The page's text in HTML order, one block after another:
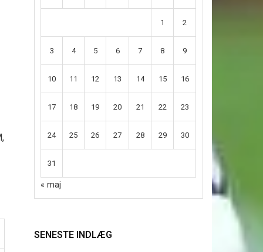
1 2
3 4 5 6 7 8 9
10 11 12 13 14 15 16
17 18 19 20 21 22 23
24 25 26 27 28 29 30
31
« maj
SENESTE INDLÆG